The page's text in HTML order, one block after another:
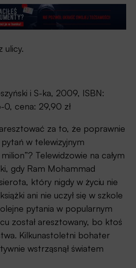
ulicy.
i S-ka, 2009, ISBN:
cena: 29,90 zł
za to, że poprawnie
pytań w telewizyjnym
Telewidzowie na całym
gdy Ram Mohammad
który nigdy w życiu nie
ani nie uczył się w szkole
pytania w popularnym
został aresztowany, bo ktoś
Kilkunastoletni bohater
wstrząsnął światem